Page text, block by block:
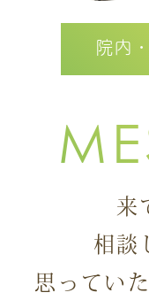
院内
来
相談
思ってい